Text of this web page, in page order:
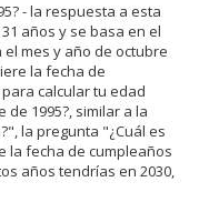
- la respuesta a esta
años y se basa en el
mes y año de octubre
la fecha de
calcular tu edad
de 1995?, similar a la
la pregunta "¿Cuál es
la fecha de cumpleaños
años tendrías en 2030,